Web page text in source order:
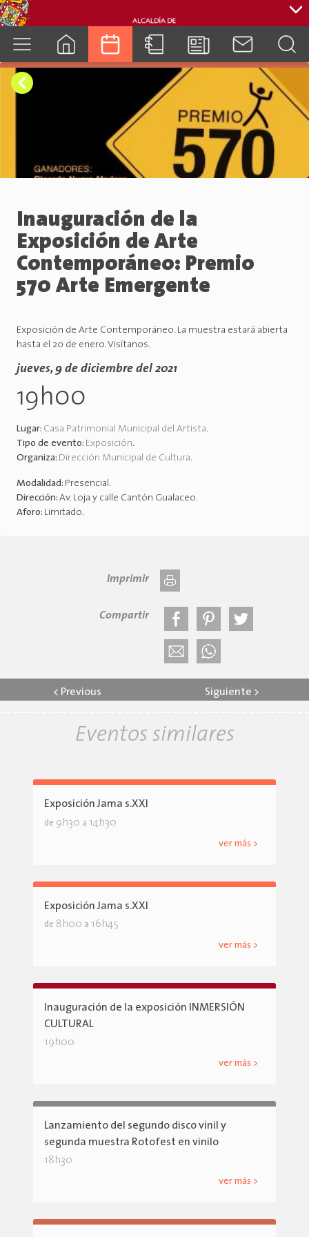
cuenca.gob.ec
Inauguración de la
Exposición de Arte
Contemporáneo: Premio
570 Arte Emergente
Exposición de Arte Contemporáneo. La muestra estará abierta
hasta el 20 de enero. Visítanos.
jueves, 9 de diciembre del 2021
19h00
Lugar: Casa Patrimonial Municipal del Artista.
Tipo de evento: Exposición.
Organiza: Dirección Municipal de Cultura.
Modalidad: Presencial.
Dirección: Av. Loja y calle Cantón Gualaceo.
Aforo: Limitado.
Imprimir
Compartir
< Previous Siguiente >
Eventos similares
Exposición Jama s.XXI
de 9h30 a 14h30
ver más >
Exposición Jama s.XXI
de 8h00 a 16h45
ver más >
Inauguración de la exposición INMERSIÓN
CULTURAL
19h00
ver más >
Lanzamiento del segundo disco vinil y
segunda muestra Rotofest en vinilo
18h30
ver más >